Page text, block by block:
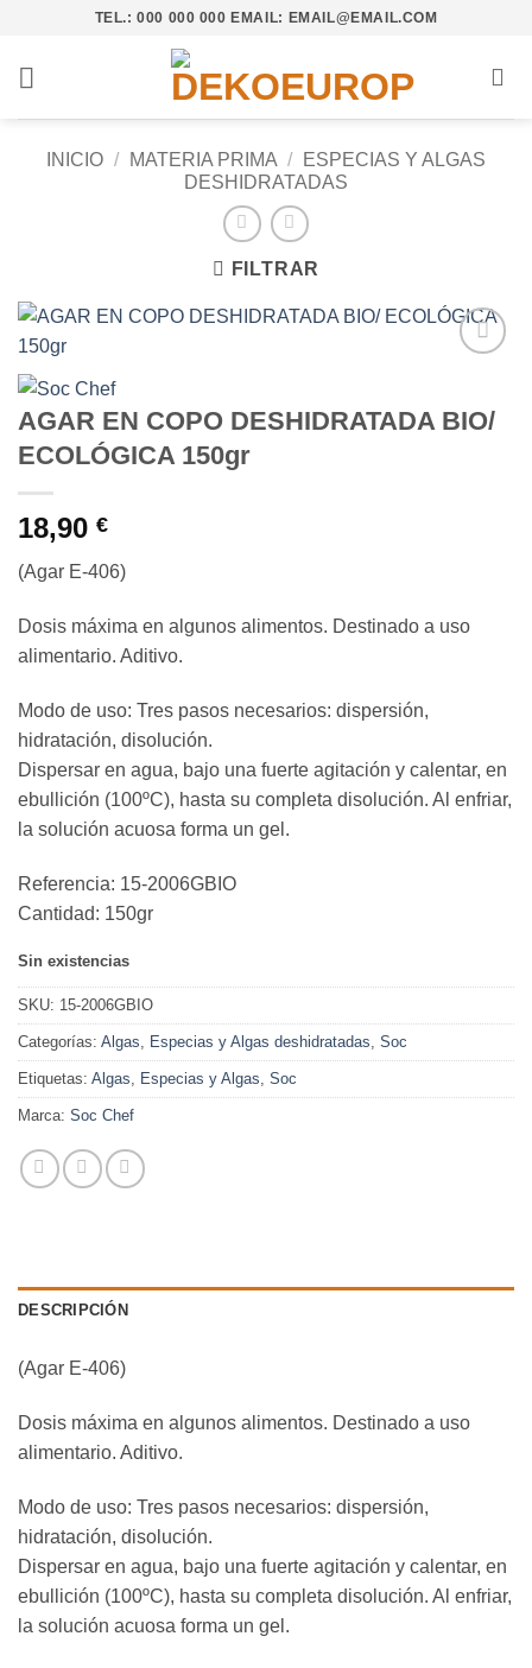
contenido
TEL.: 000 000 000 EMAIL: EMAIL@EMAIL.COM
INICIO / MATERIA PRIMA /
ESPECIAS Y ALGAS
DESHIDRATADAS
FILTRAR
lista de
AGAR EN COPO DESHIDRATADA BIO/
ECOLÓGICA 150gr
18,90 €
(Agar E-406)
Dosis máxima en algunos alimentos. Destinado a uso
alimentario. Aditivo.
Modo de uso: Tres pasos necesarios: dispersión,
hidratación, disolución.
Dispersar en agua, bajo una fuerte agitación y calentar, en
ebullición (100ºC), hasta su completa disolución. Al enfriar,
la solución acuosa forma un gel.
Referencia: 15-2006GBIO
Cantidad: 150gr
Sin existencias
SKU: 15-2006GBIO
Categorías: Algas, Especias y Algas deshidratadas, Soc
Etiquetas: Algas, Especias y Algas, Soc
Marca: Soc Chef
DESCRIPCIÓN
(Agar E-406)
Dosis máxima en algunos alimentos. Destinado a uso
alimentario. Aditivo.
Modo de uso: Tres pasos necesarios: dispersión,
hidratación, disolución.
Dispersar en agua, bajo una fuerte agitación y calentar, en
ebullición (100ºC), hasta su completa disolución. Al enfriar,
la solución acuosa forma un gel.